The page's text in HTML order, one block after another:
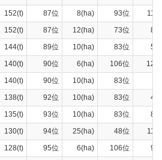
152(t) 87位 8(ha) 93位
152(t) 87位 12(ha) 73位
144(t) 89位 10(ha) 83位
140(t) 90位 6(ha) 106位
140(t) 90位 10(ha) 83位
138(t) 92位 10(ha) 83位
135(t) 93位 10(ha) 83位
130(t) 94位 25(ha) 48位
128(t) 95位 6(ha) 106位